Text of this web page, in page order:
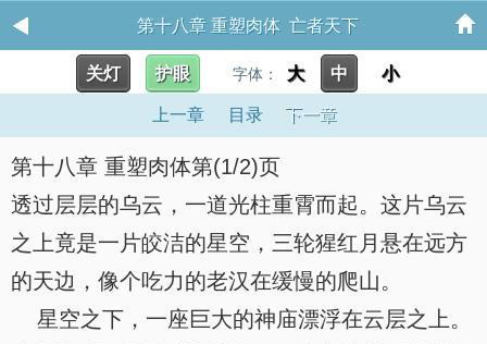
第十八章 重塑肉体 亡者天下
关灯 护眼 字体： 大 中 小
上一章 目录 下一章
第十八章 重塑肉体第(1/2)页
透过层层的乌云，一道光柱重霄而起。这片乌云
之上竟是一片皎洁的星空，三轮猩红月悬在远方
的天边，像个吃力的老汉在缓慢的爬山。
星空之下，一座巨大的神庙漂浮在云层之上。